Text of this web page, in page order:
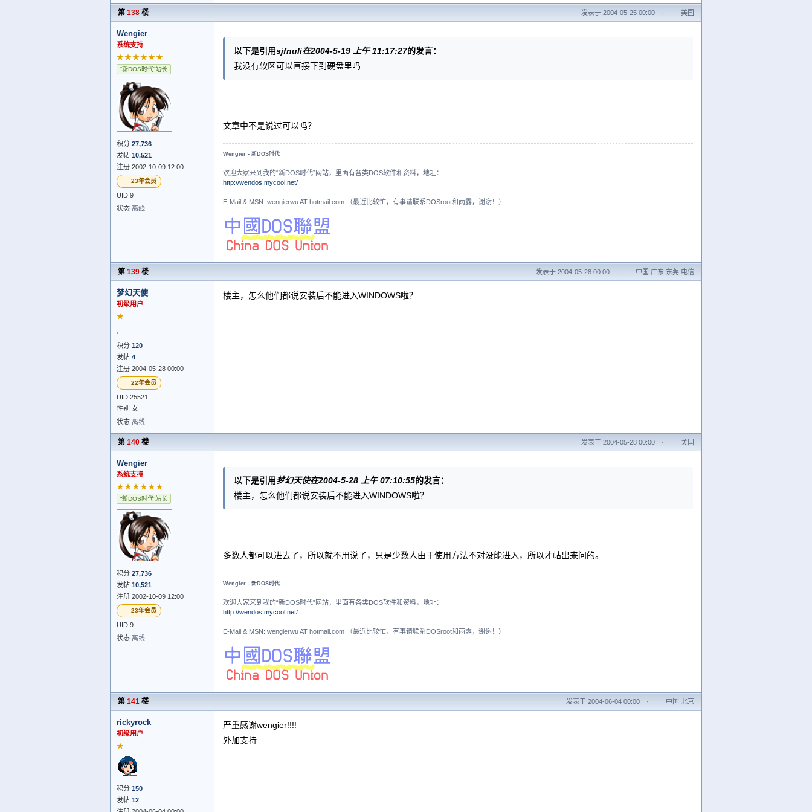
第 138 楼 发表于 2004-05-25 00:00 · 美国
Wengier
系统支持
★★★★★★
“新DOS时代”站长
积分 27,736
发帖 10,521
注册 2002-10-09 12:00
23年会员
UID 9
状态 离线
以下是引用sjfnuli在2004-5-19 上午 11:17:27的发言：
我没有软区可以直接下到硬盘里吗
文章中不是说过可以吗？
Wengier - 新DOS时代
欢迎大家来到我的“新DOS时代”网站，里面有各类DOS软件和资料，地址：
http://wendos.mycool.net/
E-Mail & MSN: wengierwu AT hotmail.com （最近比较忙，有事请联系DOSroot和雨露，谢谢！）
第 139 楼 发表于 2004-05-28 00:00 · 中国 广东 东莞 电信
梦幻天使
初级用户
★
积分 120
发帖 4
注册 2004-05-28 00:00
22年会员
UID 25521
性别 女
状态 离线
楼主，怎么他们都说安装后不能进入WINDOWS啦？
第 140 楼 发表于 2004-05-28 00:00 · 美国
Wengier
系统支持
★★★★★★
“新DOS时代”站长
积分 27,736
发帖 10,521
注册 2002-10-09 12:00
23年会员
UID 9
状态 离线
以下是引用 梦幻天使在2004-5-28 上午 07:10:55的发言：
楼主，怎么他们都说安装后不能进入WINDOWS啦？
多数人都可以进去了，所以就不用说了，只是少数人由于使用方法不对没能进入，所以才帖出来问的。
Wengier - 新DOS时代
欢迎大家来到我的“新DOS时代”网站，里面有各类DOS软件和资料，地址：
http://wendos.mycool.net/
E-Mail & MSN: wengierwu AT hotmail.com （最近比较忙，有事请联系DOSroot和雨露，谢谢！）
第 141 楼 发表于 2004-06-04 00:00 · 中国 北京
rickyrock
初级用户
★
积分 150
发帖 12
严重感谢wengier!!!!
外加支持